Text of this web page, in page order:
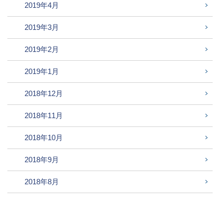
2019年4月
2019年3月
2019年2月
2019年1月
2018年12月
2018年11月
2018年10月
2018年9月
2018年8月